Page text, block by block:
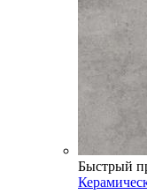
Быстрый